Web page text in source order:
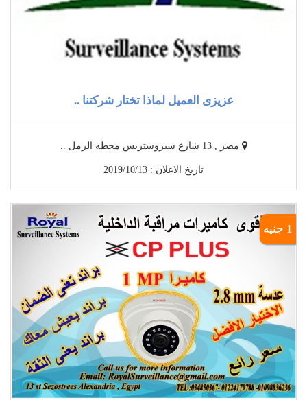
عزيزى العميل لماذا تختار شركتنا ..
مصر , 13 شارع سيزوستريس محطه الرمل ..
تاريخ الاعلان : 2019/10/13
1 جنيه